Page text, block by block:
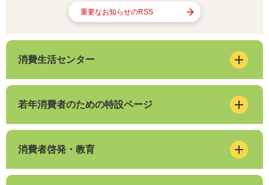
重要なお知らせのRSS
消費生活センター
若年消費者のための特設ページ
消費者啓発・教育